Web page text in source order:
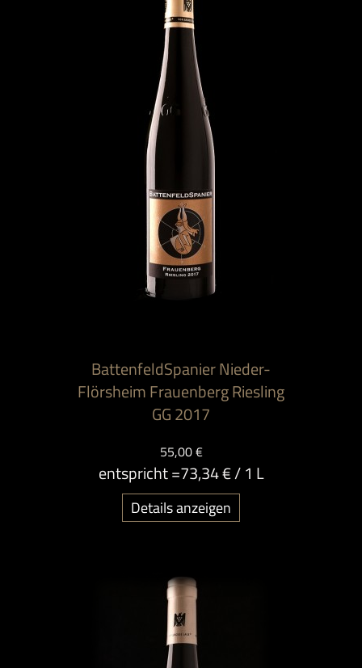
BattenfeldSpanier Nieder-
Flörsheim Frauenberg Riesling
GG 2017
55,00 €
entspricht =73,34 €/ 1 L
Details anzeigen